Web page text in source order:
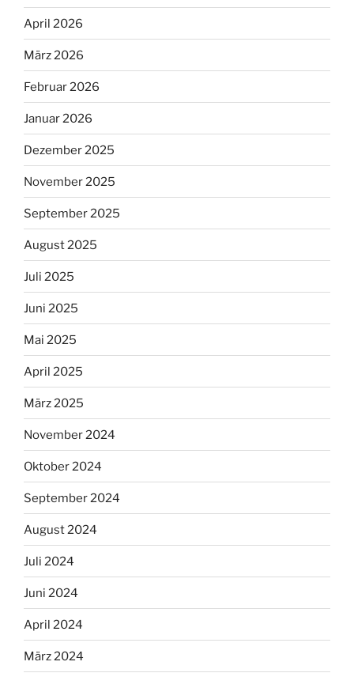
April 2026
März 2026
Februar 2026
Januar 2026
Dezember 2025
November 2025
September 2025
August 2025
Juli 2025
Juni 2025
Mai 2025
April 2025
März 2025
November 2024
Oktober 2024
September 2024
August 2024
Juli 2024
Juni 2024
April 2024
März 2024